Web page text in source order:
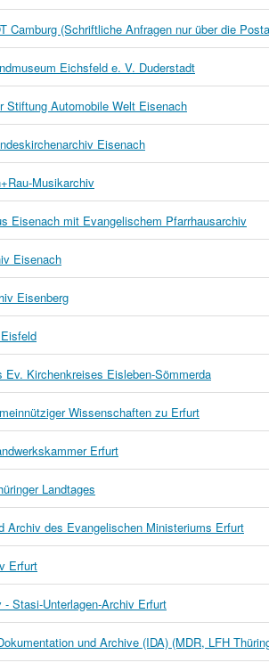
Camburg (Schriftliche Anfragen nur über die
Eichsfeld e. V. Duderstadt
Stiftung Automobile Welt Eisenach
Eisenach
Musikarchiv
Eisenach mit Evangelischem Pfarrhausarchiv
Eisenach
Eisenberg
Ev. Kirchenkreises Eisleben-Sömmerda
Wissenschaften zu Erfurt
Erfurt
Landtages
Archiv des Evangelischen Ministeriums Erfurt
Erfurt
- Stasi-Unterlagen-Archiv Erfurt
und Archive (IDA) (MDR, LFH